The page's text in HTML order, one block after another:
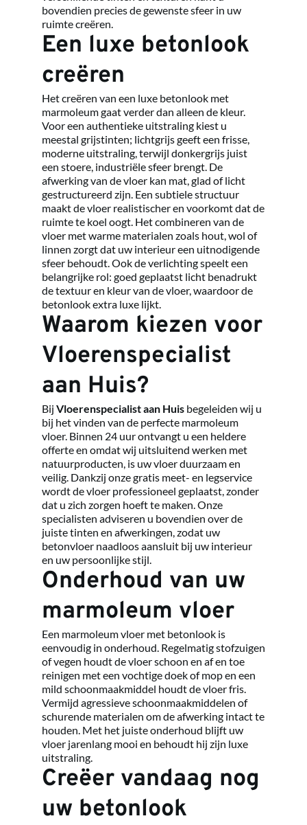
bovendien precies de gewenste sfeer in uw
ruimte creëren.
Een luxe betonlook
creëren
Het creëren van een luxe betonlook met
marmoleum gaat verder dan alleen de kleur.
Voor een authentieke uitstraling kiest u
meestal grijstinten; lichtgrijs geeft een frisse,
moderne uitstraling, terwijl donkergrijs juist
een stoere, industriële sfeer brengt. De
afwerking van de vloer kan mat, glad of licht
gestructureerd zijn. Een subtiele structuur
maakt de vloer realistischer en voorkomt dat de
ruimte te koel oogt. Het combineren van de
vloer met warme materialen zoals hout, wol of
linnen zorgt dat uw interieur een uitnodigende
sfeer behoudt. Ook de verlichting speelt een
belangrijke rol: goed geplaatst licht benadrukt
de textuur en kleur van de vloer, waardoor de
betonlook extra luxe lijkt.
Waarom kiezen voor
Vloerenspecialist
aan Huis?
Bij Vloerenspecialist aan Huis begeleiden wij u
bij het vinden van de perfecte marmoleum
vloer. Binnen 24 uur ontvangt u een heldere
offerte en omdat wij uitsluitend werken met
natuurproducten, is uw vloer duurzaam en
veilig. Dankzij onze gratis meet- en legservice
wordt de vloer professioneel geplaatst, zonder
dat u zich zorgen hoeft te maken. Onze
specialisten adviseren u bovendien over de
juiste tinten en afwerkingen, zodat uw
betonvloer naadloos aansluit bij uw interieur
en uw persoonlijke stijl.
Onderhoud van uw
marmoleum vloer
Een marmoleum vloer met betonlook is
eenvoudig in onderhoud. Regelmatig stofzuigen
of vegen houdt de vloer schoon en af en toe
reinigen met een vochtige doek of mop en een
mild schoonmaakmiddel houdt de vloer fris.
Vermijd agressieve schoonmaakmiddelen of
schurende materialen om de afwerking intact te
houden. Met het juiste onderhoud blijft uw
vloer jarenlang mooi en behoudt hij zijn luxe
uitstraling.
Creëer vandaag nog
uw betonlook